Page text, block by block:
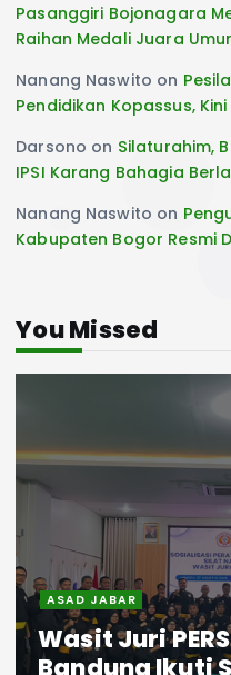
Pasanggiri Bojonagara
Raihan Medali Juara
Nanang Naswito on
Pendidikan Kopassus,
Darsono on Silaturahim,
IPSI Karang Bahagia
Nanang Naswito on
Kabupaten Bogor Resmi
You Missed
ASAD JABAR
Wasit Juri
Bandung Ikuti